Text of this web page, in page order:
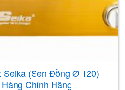
Seika (Sen Đồng Ø 120)
Chính Hãng